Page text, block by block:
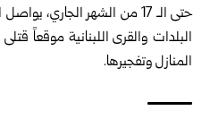
حتى ‏الـ 17 من الشهر الجاري،
البلدات ‏والقرى اللبنانية موقعاً
المنازل ‏وتفجيرها.‏